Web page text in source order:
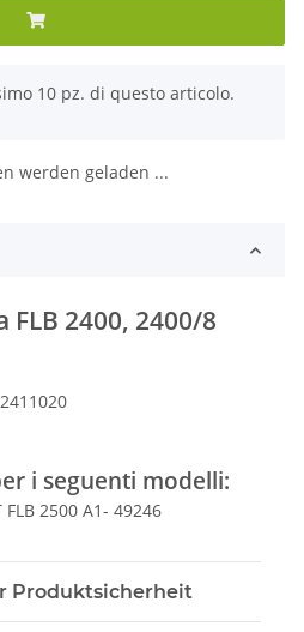
10 pz. di questo articolo.
werden geladen ...
FLB 2400, 2400/8
i seguenti modelli:
FLB 2500 A1- 49246
Produktsicherheit